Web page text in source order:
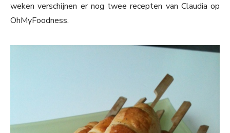
weken verschijnen er nog twee recepten van Claudia op
OhMyFoodness.